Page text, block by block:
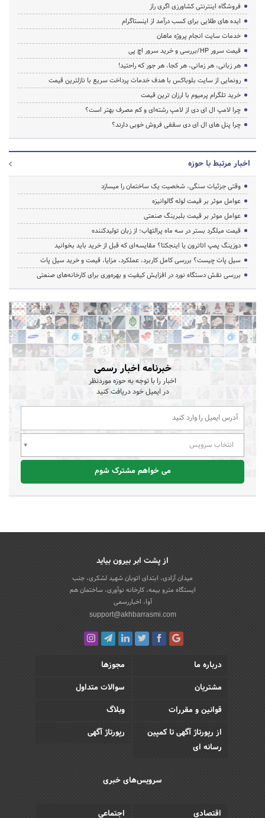
فروشگاه اینترنتی کشاورزی اگری راز
ایده های طلایی برای کسب درآمد از اینستاگرام
خدمات سایت انجام پروژه ماهان
قیمت سرور HP/بررسی و خرید سرور اچ پی
هر زبانی، هر زمانی، هر کجا، هر جور که راحتید!
رونمایی از سایت بلوباکس با هدف خدمات پرداخت سریع با نازلترین قیمت
خرید تلگرام پرمیوم با ارزان ترین قیمت
چرا لامپ ال ای دی از لامپ رشته‌ای و کم مصرف بهتر است؟
چرا پنل های ال ای دی سقفی فروش خوبی دارند؟
اخبار مرتبط با حوزه
وقتی جزئیات سنگی، شخصیت یک ساختمان را میسازد
عوامل موثر بر قیمت لوله گالوانیزه
عوامل موثر بر قیمت بلبرینگ صنعتی
قیمت میلگرد بستر در سه ماه پرالتهاب؛ از زبان تولیدکننده
دوزینگ پمپ اتاترون یا اینجکتا؟ مقایسه‌ای که قبل از خرید باید بخوانید
سیل پات چیست؟ بررسی کامل کاربرد، عملکرد، مزایا، قیمت و خرید سیل پات
بررسی نقش دستگاه نورد در افزایش کیفیت و بهره‌وری برای کارخانه‌های صنعتی
خبرنامه اخبار رسمی
اخبار را با توجه به حوزه موردنظر
در ایمیل خود دریافت کنید
انتخاب سرویس
می خواهم مشترک شوم
از پشت ابر بیرون بیاید
میدان آزادی، ابتدای اتوبان شهید لشکری، جنب
ایستگاه مترو بیمه، کارخانه نوآوری، ساختمان هم
آوا، اخباررسمی
support@akhbarrasmi.com
درباره ما
مجوزها
مشتریان
سوالات متداول
قوانین و مقررات
وبلاگ
از رپورتاژ آگهی تا کمپین
رسانه ای
رپورتاژ آگهی
سرویس‌های خبری
اقتصادی اجتماعی